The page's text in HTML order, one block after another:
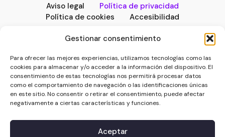
Gestionar consentimiento
Para ofrecer las mejores experiencias, utilizamos tecnologías como las
cookies para almacenar y/o acceder a la información del dispositivo. El
consentimiento de estas tecnologías nos permitirá procesar datos
como el comportamiento de navegación o las identificaciones únicas
en este sitio. No consentir o retirar el consentimiento, puede afectar
negativamente a ciertas características y funciones.
Aceptar
Aviso legal
Política de privacidad
Política de cookies
Accesibilidad
Programa Kit Digital cofinanciado por los fondos Next
Generation (EU) del Plan de Recuperación y
Resiliencia